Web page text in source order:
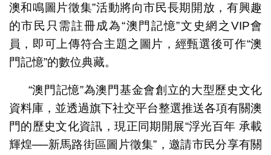
澳和鳴圖片徵集”活動將向市民長期開放，有興趣
的市民只需註冊成為“澳門記憶”文史網之VIP會
員，即可上傳符合主題之圖片，經甄選後可作“澳
門記憶”的數位典藏。
“澳門記憶”為澳門基金會創立的大型歷史文化
資料庫，並透過旗下社交平台整選推送各項有關澳
門的歷史文化資訊，現正同期開展“浮光百年 承載
輝煌──新馬路街區圖片徵集”，邀請市民分享有關